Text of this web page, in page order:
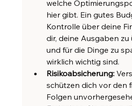
welche
hier gibt. Ein gutes
Kontrolle über deine
dir, deine Ausgaben
und für die Dinge zu
wirklich wichtig sind.
Risikoabsicherung:
schützen dich vor den
Folgen